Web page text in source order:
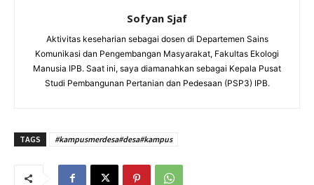
Sofyan Sjaf
Aktivitas keseharian sebagai dosen di Departemen Sains
Komunikasi dan Pengembangan Masyarakat, Fakultas Ekologi
Manusia IPB. Saat ini, saya diamanahkan sebagai Kepala Pusat
Studi Pembangunan Pertanian dan Pedesaan (PSP3) IPB.
TAGS #kampusmerdesa#desa#kampus